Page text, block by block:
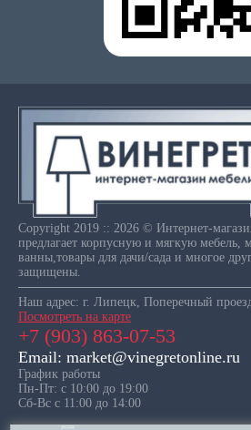
Copyright 2019 :: 2026 © Интернет-
предлагает корпусную и мягкую мебель,
ванны,товары для дачи/сада и многое
защищены.
Наш адрес: г. Липецк, Поперечный
Посмотреть на карте
+7 (903) 863-07-53
Email: market@vinegretonline.ru
График работы
Пн-Пт: с 10:00 до 19:00
Сб-Вс с 11:00 до 14:00